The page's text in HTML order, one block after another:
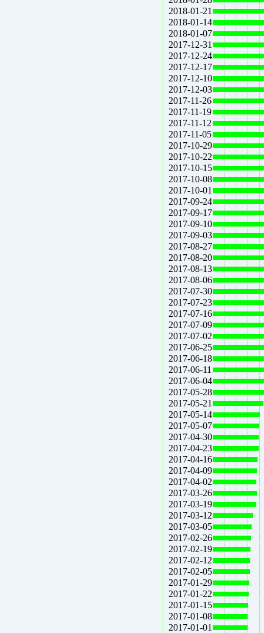
2018-01-21
2018-01-14
2018-01-07
2017-12-31
2017-12-24
2017-12-17
2017-12-10
2017-12-03
2017-11-26
2017-11-19
2017-11-12
2017-11-05
2017-10-29
2017-10-22
2017-10-15
2017-10-08
2017-10-01
2017-09-24
2017-09-17
2017-09-10
2017-09-03
2017-08-27
2017-08-20
2017-08-13
2017-08-06
2017-07-30
2017-07-23
2017-07-16
2017-07-09
2017-07-02
2017-06-25
2017-06-18
2017-06-11
2017-06-04
2017-05-28
2017-05-21
2017-05-14
2017-05-07
2017-04-30
2017-04-23
2017-04-16
2017-04-09
2017-04-02
2017-03-26
2017-03-19
2017-03-12
2017-03-05
2017-02-26
2017-02-19
2017-02-12
2017-02-05
2017-01-29
2017-01-22
2017-01-15
2017-01-08
2017-01-01